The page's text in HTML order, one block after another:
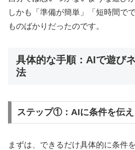
しかも「準備が簡単」「短時間で
ものばかりだったのです。
具体的な手順：AIで遊び
法
ステップ①：AIに条件を伝え
まずは、できるだけ具体的に条件